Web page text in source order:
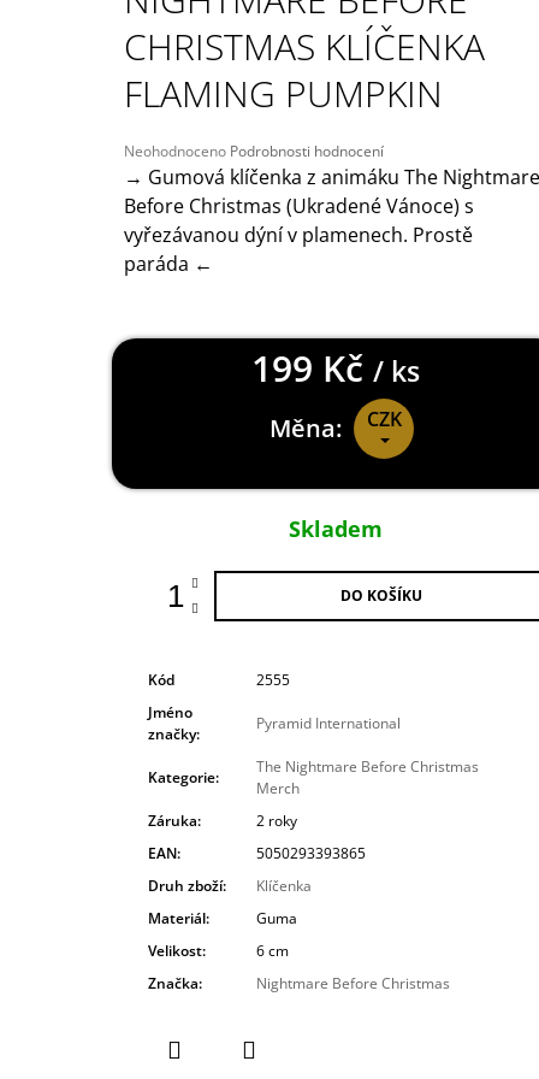
CHRISTMAS KLÍČENKA
FLAMING PUMPKIN
Průměrné
hodnocení
produktu
je
0,0
z
5
Neohodnoceno Podrobnosti hodnocení
→ Gumová klíčenka z animáku The Nightmare
Before Christmas (Ukradené Vánoce) s
vyřezávanou dýní v plamenech. Prostě
paráda ←
199 Kč/ ks
Měna: CZK
Měrná
Skladem
DO KOŠÍKU
Kód
2555
Jméno
značky:
Pyramid International
Kategorie:
The Nightmare Before Christmas
Merch
Záruka:
2 roky
EAN:
5050293393865
Druh zboží:
Klíčenka
Materiál:
Guma
Velikost:
6 cm
Značka: Nightmare Before Christmas
149 Kč